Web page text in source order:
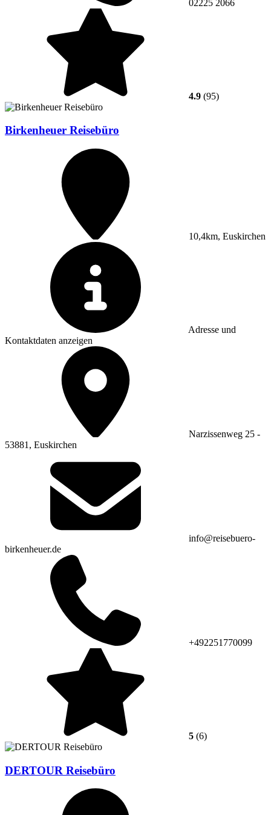
02225 2066
4.9 (95)
Birkenheuer Reisebüro
10,4km, Euskirchen
Adresse und
Kontaktdaten anzeigen
Narzissenweg 25 -
53881, Euskirchen
info@reisebuero-
birkenheuer.de
+492251770099
5 (6)
DERTOUR Reisebüro